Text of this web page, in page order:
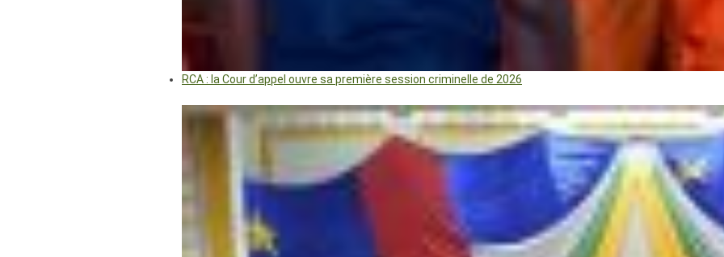
RCA : la Cour d’appel ouvre sa première session criminelle de 2026